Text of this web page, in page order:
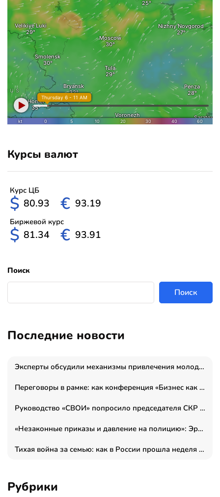
Курсы валют
Курс ЦБ
$ 80.93 € 93.19
Биржевой курс
$ 81.34 € 93.91
Поиск
Поиск
Последние новости
Эксперты обсудили механизмы привлечения молодых специалистов в промышленные города
Переговоры в рамке: как конференция «Бизнес как искусство» переформатирует деловой этикет в стенах ТПП РФ
Руководство «СВОИ» попросило председателя СКР дать правовую оценку обысков в тыловом штабе
«Незаконные приказы и давление на полицию»: Эрнеста Султанова задержали у посольства Израиля во время одиночного пикета
Тихая война за семью: как в России прошла неделя правовой помощи
Рубрики